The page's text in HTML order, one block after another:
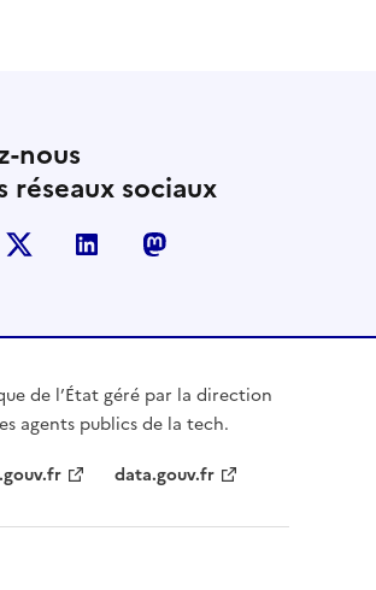
nous
réseaux sociaux
Linkedin
de l’État géré par la direction
agents publics de la tech.
data.gouv.fr